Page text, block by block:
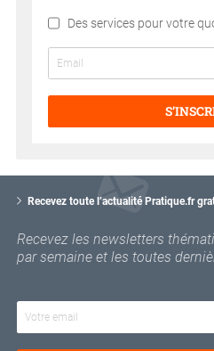
Des services pour votre
Recevez toute l’actualité Pratique.fr
Recevez les newsletters
par semaine et les toutes
o
r
e
e